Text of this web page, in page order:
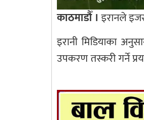
काठमाडौँ ।इरानले
इरानी मिडियाका
उपकरण तस्करी गर्ने